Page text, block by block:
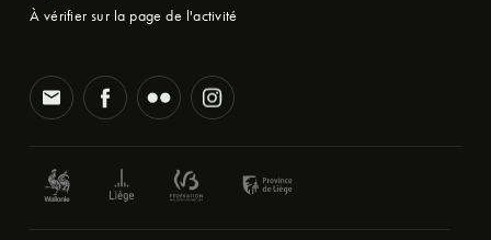
À vérifier sur la page de l'activité